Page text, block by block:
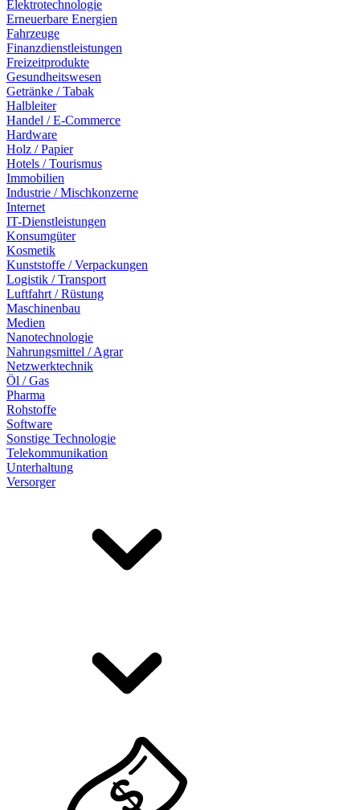
Elektrotechnologie
Erneuerbare Energien
Fahrzeuge
Finanzdienstleistungen
Freizeitprodukte
Gesundheitswesen
Getränke / Tabak
Halbleiter
Handel / E-Commerce
Hardware
Holz / Papier
Hotels / Tourismus
Immobilien
Industrie / Mischkonzerne
Internet
IT-Dienstleistungen
Konsumgüter
Kosmetik
Kunststoffe / Verpackungen
Logistik / Transport
Luftfahrt / Rüstung
Maschinenbau
Medien
Nanotechnologie
Nahrungsmittel / Agrar
Netzwerktechnik
Öl / Gas
Pharma
Rohstoffe
Software
Sonstige Technologie
Telekommunikation
Unterhaltung
Versorger